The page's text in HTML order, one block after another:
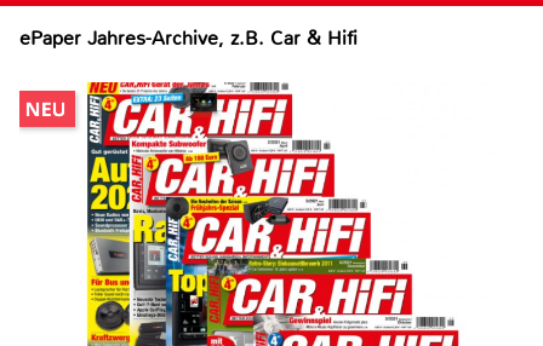
ePaper Jahres-Archive, z.B. Car & Hifi